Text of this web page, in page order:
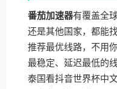
番茄加速器有覆盖全
还是其他国家，都能
推荐最优线路，不用
最稳定、延迟最低的
泰国看抖音世界杯中